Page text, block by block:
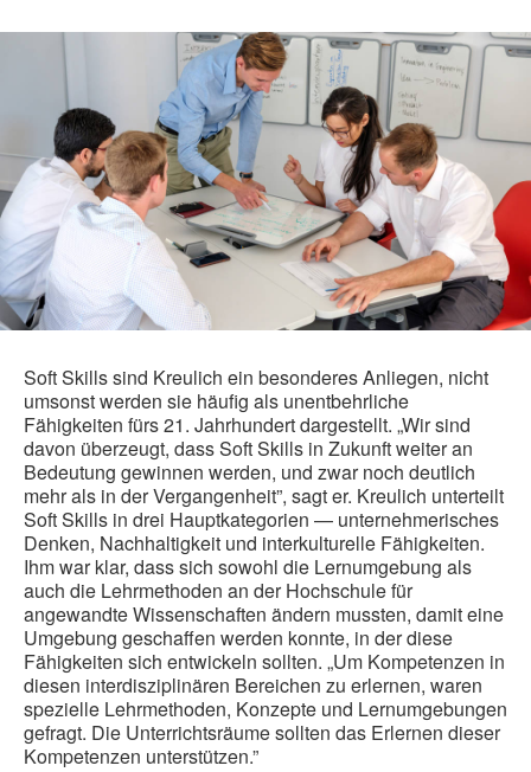
Soft Skills sind Kreulich ein besonderes Anliegen, nicht
umsonst werden sie häufig als unentbehrliche
Fähigkeiten fürs 21. Jahrhundert dargestellt. „Wir sind
davon überzeugt, dass Soft Skills in Zukunft weiter an
Bedeutung gewinnen werden, und zwar noch deutlich
mehr als in der Vergangenheit”, sagt er. Kreulich unterteilt
Soft Skills in drei Hauptkategorien — unternehmerisches
Denken, Nachhaltigkeit und interkulturelle Fähigkeiten.
Ihm war klar, dass sich sowohl die Lernumgebung als
auch die Lehrmethoden an der Hochschule für
angewandte Wissenschaften ändern mussten, damit eine
Umgebung geschaffen werden konnte, in der diese
Fähigkeiten sich entwickeln sollten. „Um Kompetenzen in
diesen interdisziplinären Bereichen zu erlernen, waren
spezielle Lehrmethoden, Konzepte und Lernumgebungen
gefragt. Die Unterrichtsräume sollten das Erlernen dieser
Kompetenzen unterstützen.”